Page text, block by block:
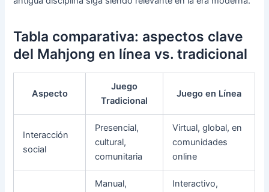
Tabla comparativa: aspectos clave
del Mahjong en línea vs. tradicional
Aspecto
Juego
Tradicional
Juego en Línea
Interacción
social
Presencial,
cultural,
comunitaria
Virtual, global, en
comunidades
online
Manual,
Interactivo,